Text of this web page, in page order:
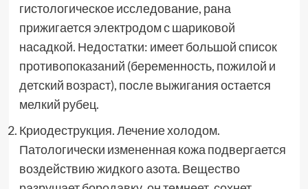
гистологическое исследование, рана
прижигается электродом с шариковой
насадкой. Недостатки: имеет большой список
противопоказаний (беременность, пожилой и
детский возраст), после выжигания остается
мелкий рубец.
Криодеструкция. Лечение холодом.
Патологически измененная кожа подвергается
воздействию жидкого азота. Вещество